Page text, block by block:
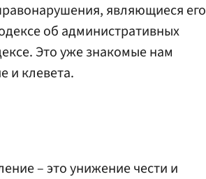
являющиеся его
об административных
Это уже знакомые нам
и клевета.
– это унижение чести и